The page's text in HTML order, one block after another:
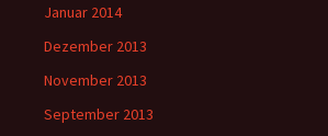
Januar 2014
Dezember 2013
November 2013
September 2013